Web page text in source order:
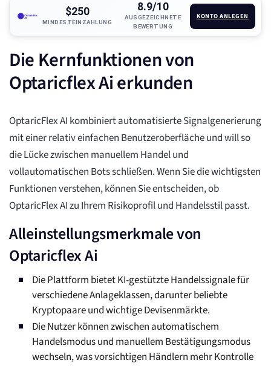
$250
MINDESTEINZAHLUNG
8.9/10
AUSGEZEICHNETE
BEWERTUNG
KONTO ANLEGEN
Die Kernfunktionen von
Optaricflex Ai erkunden
OptaricFlex AI kombiniert automatisierte Signalgenerierung
mit einer relativ einfachen Benutzeroberfläche und will so
die Lücke zwischen manuellem Handel und
vollautomatischen Bots schließen. Wenn Sie die wichtigsten
Funktionen verstehen, können Sie entscheiden, ob
OptaricFlex AI zu Ihrem Risikoprofil und Handelsstil passt.
Alleinstellungsmerkmale von
Optaricflex Ai
Die Plattform bietet KI-gestützte Handelssignale für
verschiedene Anlageklassen, darunter beliebte
Kryptopaare und wichtige Devisenmärkte.
Die Nutzer können zwischen automatischem
Handelsmodus und manuellem Bestätigungsmodus
wechseln, was vorsichtigen Händlern mehr Kontrolle